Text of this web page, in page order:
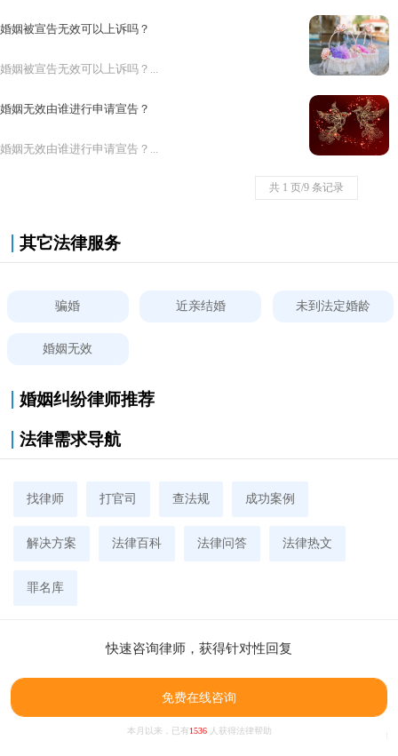
婚姻被宣告无效可以上诉吗？
婚姻被宣告无效可以上诉吗？...
婚姻无效由谁进行申请宣告？
婚姻无效由谁进行申请宣告？...
共 1 页/9 条记录
其它法律服务
骗婚 近亲结婚 未到法定婚龄
婚姻无效
婚姻纠纷律师推荐
法律需求导航
找律师 打官司 查法规 成功案例
解决方案 法律百科 法律问答 法律热文
罪名库
快速咨询律师，获得针对性回复
免费在线咨询
本月以来，已有1536人获得法律帮助